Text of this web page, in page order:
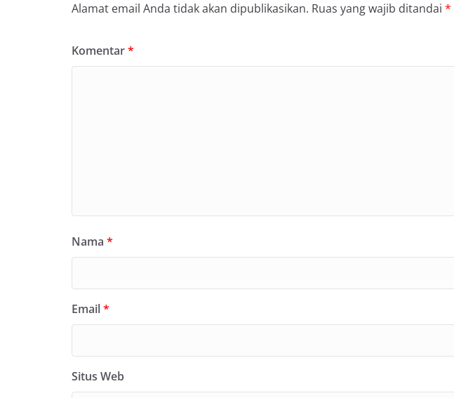
Alamat email Anda tidak akan dipublikasikan. Ruas yang wajib ditandai *
Komentar*
Nama *
Email*
Situs Web